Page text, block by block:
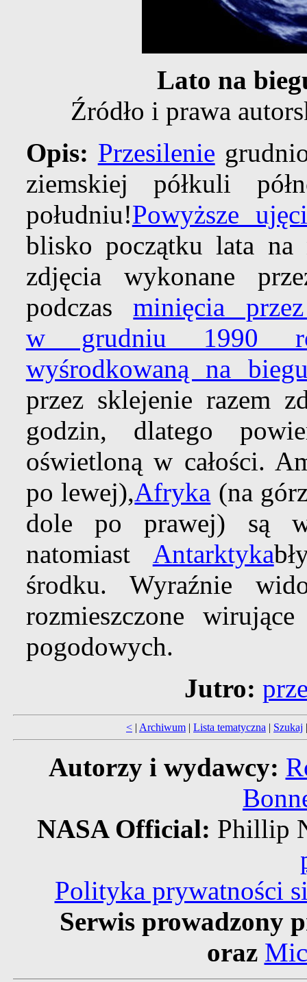
Lato na
Źródło i prawa
Opis: Przesilenie
ziemskiej półkuli
południu!Powyższe
blisko początku lata na
zdjęcia wykonane
podczasminięcia
w grudniu 1990
wyśrodkowaną na
przez sklejenie razem
godzin, dlatego
oświetloną w całości.
po lewej),Afryka (na
dole po prawej) są
natomiast Antarktyka
środku. Wyraźnie
rozmieszczone
pogodowych.
Jutro:
< | Archiwum | Lista tematyczna | Szukaj
Autorzy i wydawcy:
NASA Official: Phillip
Polityka prywatności
Serwis prowadzony
oraz